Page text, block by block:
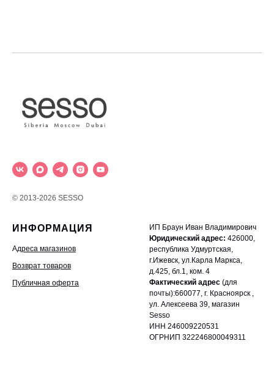
© 2013-2026 SESSO
ИНФОРМАЦИЯ
Адреса магазинов
Возврат товаров
Публичная оферта
ИП Браун Иван Владимирович
Юридический адрес: 426000,
республика Удмуртская,
г.Ижевск, ул.Карла Маркса,
д.425, бл.1, ком. 4
Фактический адрес (для
почты):660077, г. Красноярск ,
ул. Алексеева 39, магазин
Sesso
ИНН 246009220531
ОГРНИП 322246800049311